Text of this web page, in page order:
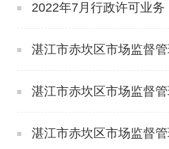
2022年7月行政许可业
湛江市赤坎区市场监督
湛江市赤坎区市场监督
湛江市赤坎区市场监督